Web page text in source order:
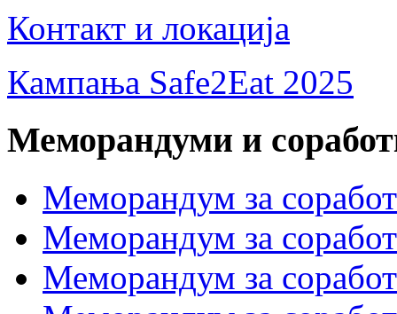
Контакт и локација
Кампања Safe2Eat 2025
Меморандуми и
Меморандум за
Меморандум за
Меморандум за